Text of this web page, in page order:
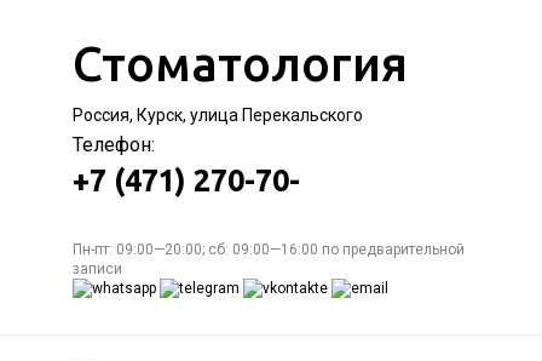
Стоматология
Россия, Курск, улица Перекальского
Телефон:
+7 (471) 270-70-
Пн-пт: 09:00—20:00; сб: 09:00—16:00 по предварительной
записи